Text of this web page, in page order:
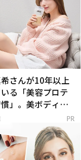
さんが10年以上
る「美容プロテ
」。美ボディを
ルーティンと
PR